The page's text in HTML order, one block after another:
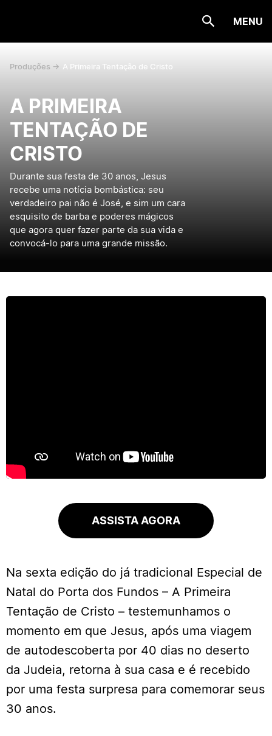
MENU
Produções -> A Primeira Tentação de Cristo
A PRIMEIRA
TENTAÇÃO DE
CRISTO
Durante sua festa de 30 anos, Jesus
recebe uma notícia bombástica: seu
verdadeiro pai não é José, e sim um cara
esquisito de barba e poderes mágicos
que agora quer fazer parte da sua vida e
convocá-lo para uma grande missão.
ASSISTA AGORA
Na sexta edição do já tradicional Especial de
Natal do Porta dos Fundos – A Primeira
Tentação de Cristo – testemunhamos o
momento em que Jesus, após uma viagem
de autodescoberta por 40 dias no deserto
da Judeia, retorna à sua casa e é recebido
por uma festa surpresa para comemorar seus
30 anos.